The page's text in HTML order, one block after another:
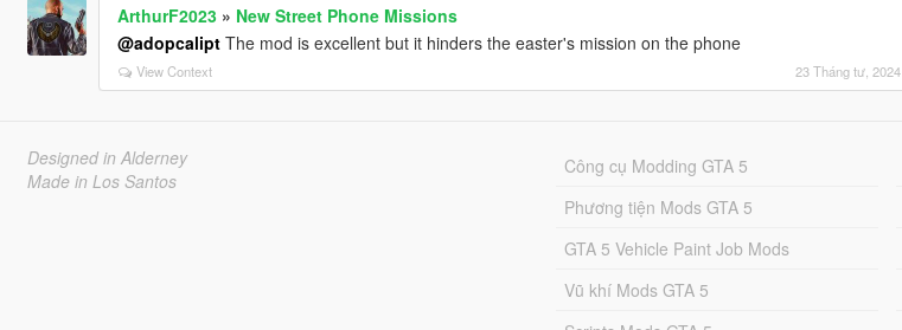
ArthurF2023» New Street Phone Missions
@adopcaliptThe mod is excellent but it hinders the easter's mission on the phone
View Context 23 Tháng tư, 2024
Designed in Alderney
Made in Los Santos
Công cụ Modding GTA 5
Phương tiện Mods GTA 5
GTA 5 Vehicle Paint Job Mods
Vũ khí Mods GTA 5